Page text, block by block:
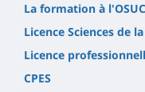
La formation à l'OSUC
Licence Sciences de
Licence
CPES